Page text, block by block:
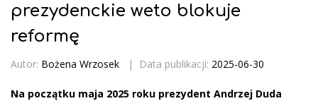
prezydenckie weto blokuje
reformę
Autor: Bożena Wrzosek | Data publikacji: 2025-06-30
Na początku maja 2025 roku prezydent Andrzej Duda